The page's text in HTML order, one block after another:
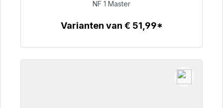
€ 99,00
NF 1 Master
Varianten van € 51,99*